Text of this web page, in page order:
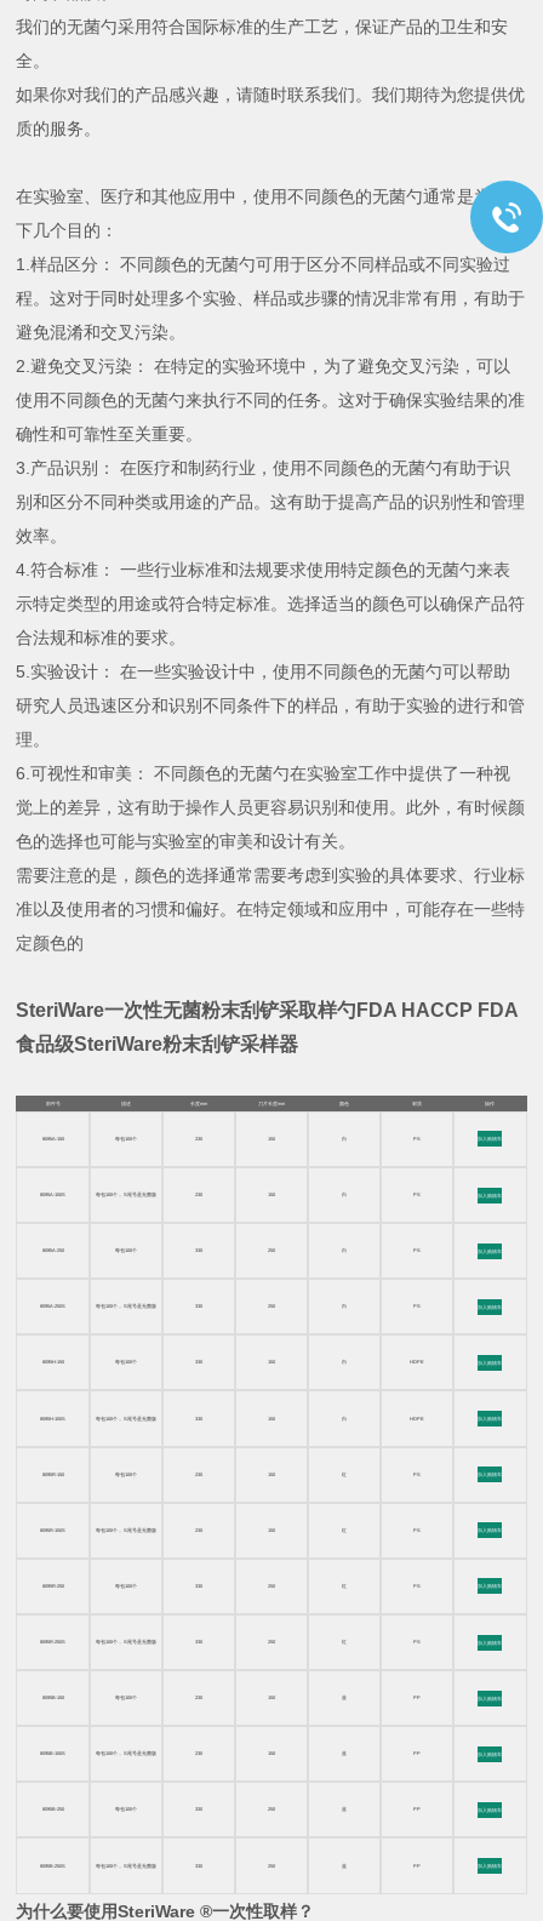
我们的无菌勺采用符合国际标准的生产工艺，保证产品的卫生和安
全。
如果你对我们的产品感兴趣，请随时联系我们。我们期待为您提供优
质的服务。
在实验室、医疗和其他应用中，使用不同颜色的无菌勺通常是为了以
下几个目的：
1.样品区分： 不同颜色的无菌勺可用于区分不同样品或不同实验过
程。这对于同时处理多个实验、样品或步骤的情况非常有用，有助于
避免混淆和交叉污染。
2.避免交叉污染： 在特定的实验环境中，为了避免交叉污染，可以
使用不同颜色的无菌勺来执行不同的任务。这对于确保实验结果的准
确性和可靠性至关重要。
3.产品识别： 在医疗和制药行业，使用不同颜色的无菌勺有助于识
别和区分不同种类或用途的产品。这有助于提高产品的识别性和管理
效率。
4.符合标准： 一些行业标准和法规要求使用特定颜色的无菌勺来表
示特定类型的用途或符合特定标准。选择适当的颜色可以确保产品符
合法规和标准的要求。
5.实验设计： 在一些实验设计中，使用不同颜色的无菌勺可以帮助
研究人员迅速区分和识别不同条件下的样品，有助于实验的进行和管
理。
6.可视性和审美： 不同颜色的无菌勺在实验室工作中提供了一种视
觉上的差异，这有助于操作人员更容易识别和使用。此外，有时候颜
色的选择也可能与实验室的审美和设计有关。
需要注意的是，颜色的选择通常需要考虑到实验的具体要求、行业标
准以及使用者的习惯和偏好。在特定领域和应用中，可能存在一些特
定颜色的
SteriWare一次性无菌粉末刮铲采取样勺FDA HACCP FDA
食品级SteriWare粉末刮铲采样器
部件号 描述 长度mm 刀片长度mm 颜色 材质 操作
8095A-150 每包100个 230 150 白 PS 加入购物车
8095A-150S 每包100个， S尾号是无菌版 230 150 白 PS 加入购物车
8095A-250 每包100个 330 250 白 PS 加入购物车
8095A-250S 每包100个， S尾号是无菌版 330 250 白 PS 加入购物车
8095H-150 每包100个 330 150 白 HDPE 加入购物车
8095H-150S 每包100个， S尾号是无菌版 330 150 白 HDPE 加入购物车
8095R-150 每包100个 230 150 红 PS 加入购物车
8095R-150S 每包100个， S尾号是无菌版 230 150 红 PS 加入购物车
8095R-250 每包100个 330 250 红 PS 加入购物车
8095R-250S 每包100个， S尾号是无菌版 330 250 红 PS 加入购物车
8095B-150 每包100个 230 150 蓝 PP 加入购物车
8095B-150S 每包100个， S尾号是无菌版 230 150 PP 加入购物车
8095B-250 每包100个 330 250 PP 加入购物车
8095B-250S 每包100个， S尾号是无菌版 330 250 蓝 PP 加入购物车
为什么要使用SteriWare ®一次性取样？